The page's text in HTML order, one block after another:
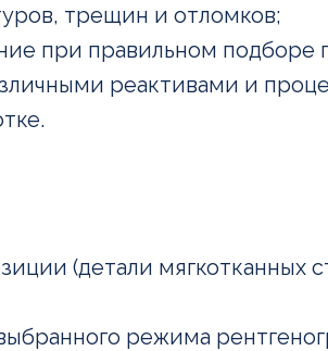
трещин и отломков;
при правильном подборе
реактивами и
(детали мягкотканных
режима